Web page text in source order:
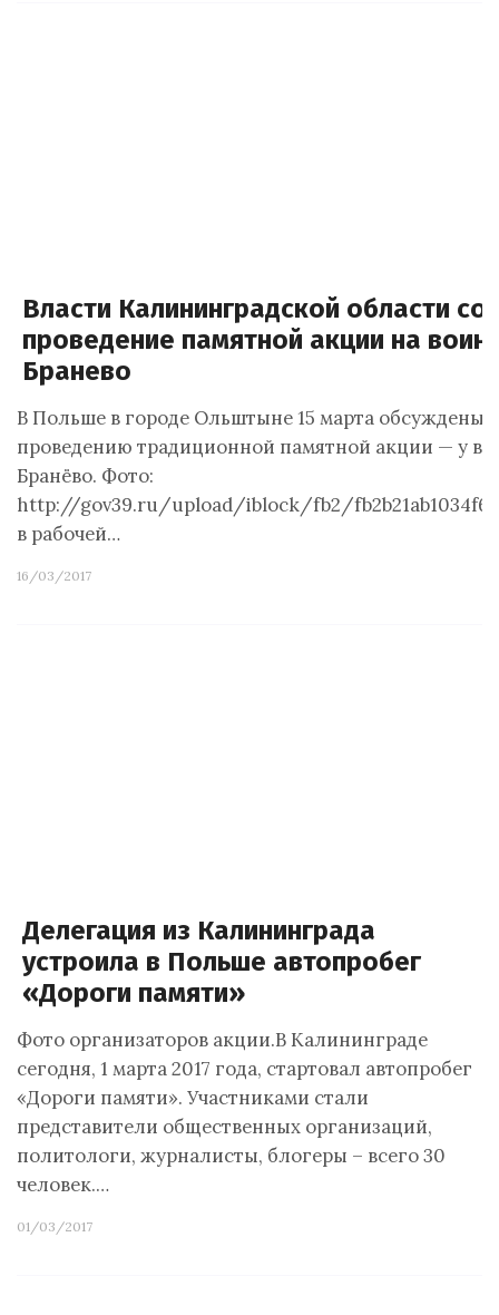
Власти Калининградской области
проведение памятной акции на
Бранево
В Польше в городе Ольштыне 15 марта обсуждены
проведению традиционной памятной акции — у
Бранёво. Фото:
http://gov39.ru/upload/iblock/fb2/
в рабочей…
16/03/2017
Делегация из Калининграда
устроила в Польше автопробег
«Дороги памяти»
Фото организаторов акции.В Калининграде
сегодня, 1 марта 2017 года, стартовал автопробег
«Дороги памяти». Участниками стали
представители общественных организаций,
политологи, журналисты, блогеры – всего 30
человек.…
01/03/2017